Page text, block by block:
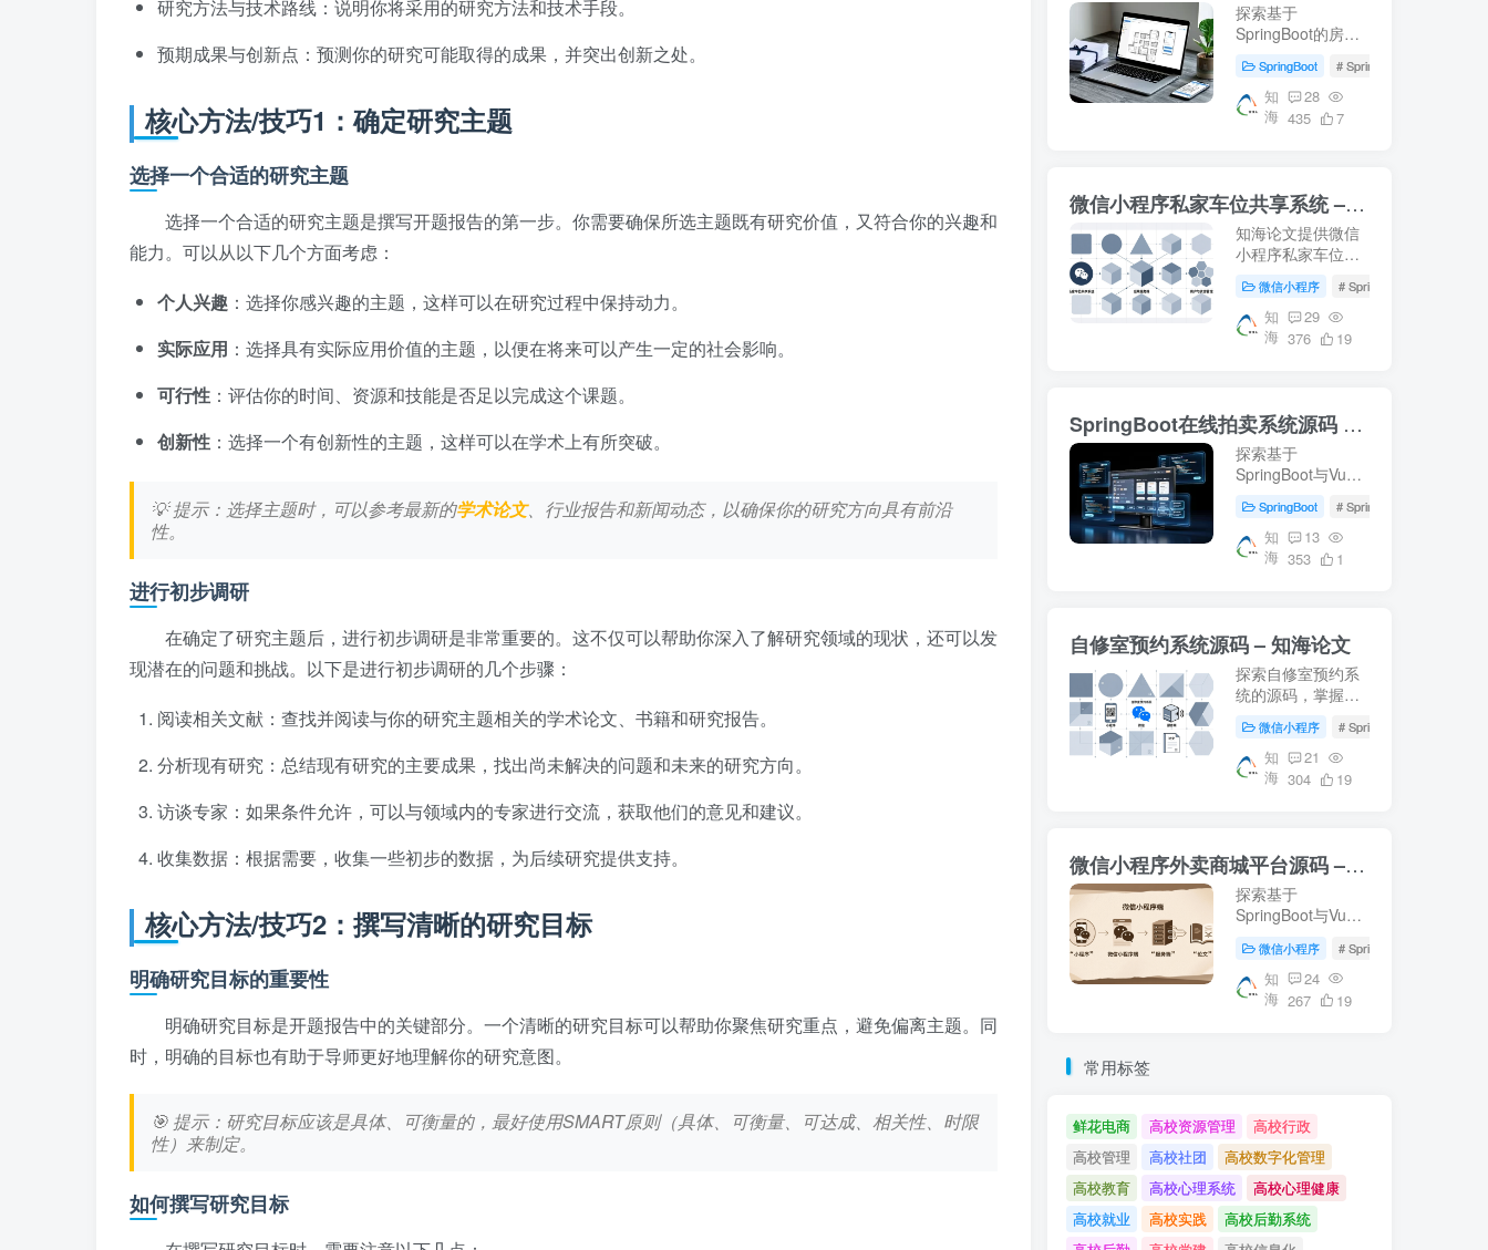
研究方法与技术路线：说明你将采用的研究方法和技术手段。
预期成果与创新点：预测你的研究可能取得的成果，并突出创新之处。
核心方法/技巧1：确定研究主题
选择一个合适的研究主题
选择一个合适的研究主题是撰写开题报告的第一步。你需要确保所选主题既有研究价值，又符合你的兴趣和
能力。可以从以下几个方面考虑：
个人兴趣 ：选择你感兴趣的主题，这样可以在研究过程中保持动力。
实际应用 ：选择具有实际应用价值的主题，以便在将来可以产生一定的社会影响。
可行性 ：评估你的时间、资源和技能是否足以完成这个课题。
创新性 ：选择一个有创新性的主题，这样可以在学术上有所突破。
💡 提示：选择主题时，可以参考最新的学术论文、行业报告和新闻动态，以确保你的研究方向具有前沿
性。
进行初步调研
在确定了研究主题后，进行初步调研是非常重要的。这不仅可以帮助你深入了解研究领域的现状，还可以发
现潜在的问题和挑战。以下是进行初步调研的几个步骤：
阅读相关文献：查找并阅读与你的研究主题相关的学术论文、书籍和研究报告。
分析现有研究：总结现有研究的主要成果，找出尚未解决的问题和未来的研究方向。
访谈专家：如果条件允许，可以与领域内的专家进行交流，获取他们的意见和建议。
收集数据：根据需要，收集一些初步的数据，为后续研究提供支持。
核心方法/技巧2：撰写清晰的研究目标
明确研究目标的重要性
明确研究目标是开题报告中的关键部分。一个清晰的研究目标可以帮助你聚焦研究重点，避免偏离主题。同
时，明确的目标也有助于导师更好地理解你的研究意图。
🎯 提示：研究目标应该是具体、可衡量的，最好使用SMART原则（具体、可衡量、可达成、相关性、时限
性）来制定。
如何撰写研究目标
探索基于
SpringBoot的房屋
合Vue前端技术，
提供从数据库配置
到系统运行的完整
【知海论文】
SpringBoot # SpringBoot
知
海
28
435
7
微信小程序私家车位共享系统 – 知海论文
知海论文提供微信
小程序私家车位共
方案，包括
SpringBoot后端、
Vue前端及MySQL
下载和部署教程。
微信小程序 # SpringBoot
知
海
29
376
19
SpringBoot在线拍卖系统源码 – 知海论文
探索基于
SpringBoot与Vue
码，适用于毕业设
计及项目实战。涵
盖前端(html, js,
置(jdk1.8+, mysql,
maven)指南。获取
更多开发资料访...
SpringBoot # SpringBoot
知
海
13
353
1
自修室预约系统源码 – 知海论文
探索自修室预约系
统的源码，掌握
SpringBoot、Vue
等核心技术。适合
校园资源管理及毕
业设计参考。【知
微信小程序 # SpringBoot
知
海
21
304
19
微信小程序外卖商城平台源码 – 知海论文
探索基于
SpringBoot与Vue
商城平台源码，涵
盖从数据库设计到
前后端实现的完整
论文。
微信小程序 # SpringBoot
知
海
24
267
19
常用标签
鲜花电商 高校资源管理
高校行政
高校管理
高校社团
高校数字化管理
高校教育
高校心理系统
高校心理健康
高校就业
高校实践
高校后勤系统